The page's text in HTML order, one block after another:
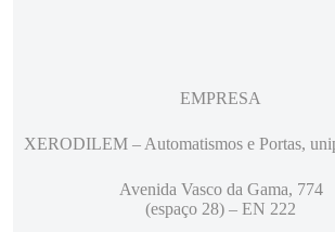
EMPRESA
XERODILEM – Automatismos e Portas,
Avenida Vasco da Gama, 774
(espaço 28) – EN 222